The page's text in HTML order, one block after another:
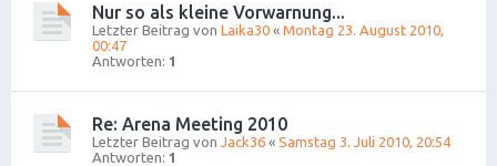
Nur so als kleine Vorwarnung...
Letzter Beitrag von Laika30 « Montag 23. August 2010,
00:47
Antworten: 1
Re: Arena Meeting 2010
Letzter Beitrag von Jack36 « Samstag 3. Juli 2010, 20:54
Antworten: 1